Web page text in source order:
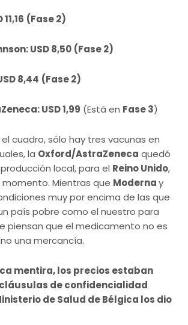
(Fase 2)
USD 8,50 (Fase 2)
8,44 (Fase 2)
USD 1,99 (Está en Fase 3)
cuadro, sólo hay tres vacunas en
la Oxford/AstraZeneca quedó
local, para el Reino Unido,
Mientras que Modernay
muy por encima de las que
país pobre como el nuestro para
piensan que el medicamento no es
una mercancía.
mentira, los precios estaban
de confidencialidad
de Salud de Bélgica los dio